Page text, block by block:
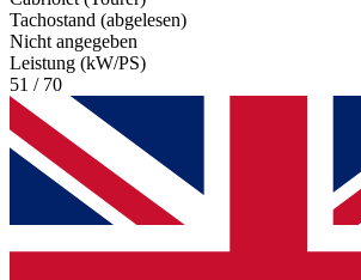
Tachostand (abgelesen)
Nicht angegeben
Leistung (kW/PS)
51 / 70